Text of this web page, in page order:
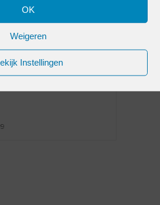
OK
Weigeren
InstellingenEN OP
PERSONEEL?